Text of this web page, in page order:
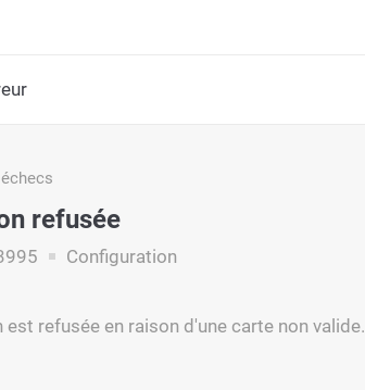
refusée
Configuration
est refusée en raison d'une carte non valide.